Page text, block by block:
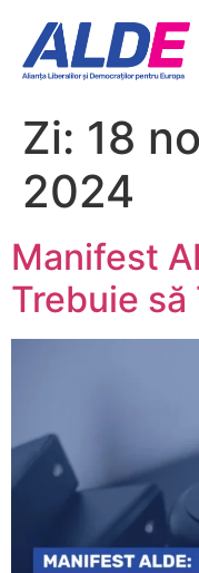
Zi: 18
2024
Manifest
Trebuie să